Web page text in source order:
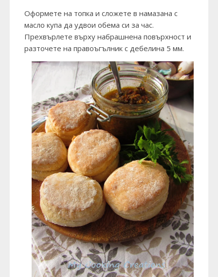
Оформете на топка и сложете в намазана с
масло купа да удвои обема си за час.
Прехвърлете върху набрашнена повърхност и
разточете на правоъгълник с дебелина 5 мм.